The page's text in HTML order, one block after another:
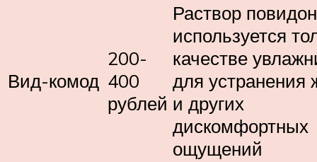
Вид-комод
200-
400
рублей
Раствор
используется
качестве
для устранения
и других
дискомфортных
ощущений